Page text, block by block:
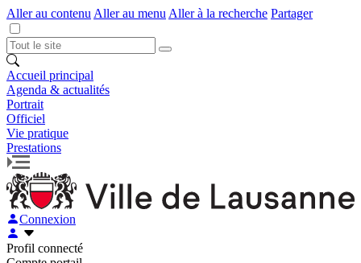
Aller au contenu Aller au menu Aller à la recherche Partager
Accueil principal
Agenda & actualités
Portrait
Officiel
Vie pratique
Prestations
Connexion
Profil connecté